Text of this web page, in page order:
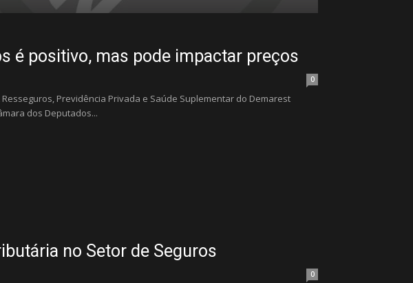
é positivo, mas pode impactar preços
0
Previdência Privada e Saúde Suplementar do Demarest
dos Deputados...
no Setor de Seguros
0